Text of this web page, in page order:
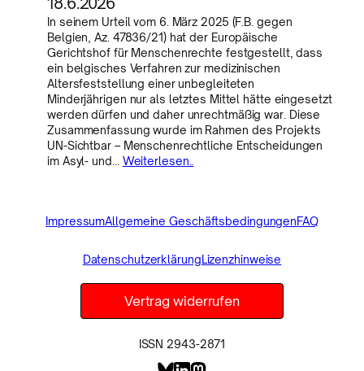
In seinem Urteil vom 6. März 2025 (F.B. gegen
Belgien, Az. 47836/21) hat der Europäische
Gerichtshof für Menschenrechte festgestellt, dass
ein belgisches Verfahren zur medizinischen
Altersfeststellung einer unbegleiteten
Minderjährigen nur als letztes Mittel hätte eingesetzt
werden dürfen und daher unrechtmäßig war. Diese
Zusammenfassung wurde im Rahmen des Projekts
UN-Sichtbar – Menschenrechtliche Entscheidungen
im Asyl- und… Weiterlesen..
ImpressumAllgemeine GeschäftsbedingungenFAQ
DatenschutzerklärungLizenzhinweise
Vertrag widerrufen
ISSN 2943-2871